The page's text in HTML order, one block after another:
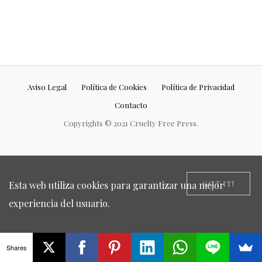
Aviso Legal Política de Cookies
Política de Privacidad
Contacto
Copyrights © 2021 Cruelty Free Press.
GOT IT!
Esta web utiliza cookies para garantizar una mejor
experiencia del usuario.
Shares